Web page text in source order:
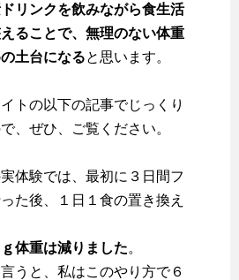
リンクを飲みながら食生活
ることで、無理のない体重
土台になると思います。
トの以下の記事でじっくり
、ぜひ、ご覧ください。
体験では、最初に３日間フ
た後、１日１食の置き換え
体重は減りました。
うと、私はこのやり方で６